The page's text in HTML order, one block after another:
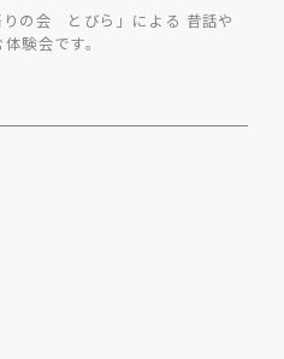
りの会 とびら」による 昔話や
験会です。